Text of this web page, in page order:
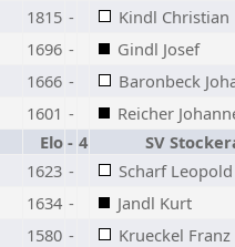
1815 -
Kindl Christian
1696 -
Gindl Josef
1666 -
Baronbeck
1601 -
Reicher
Elo - 4
SV
1623 -
Scharf Leopold
1634 -
Jandl Kurt
1580 -
Krueckel Franz